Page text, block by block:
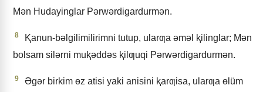
Mǝn Hudayinglar Pǝrwǝrdigardurmǝn.
8
Ⱪanun-bǝlgilimilirimni tutup, ularƣa ǝmǝl ⱪilinglar; Mǝn
bolsam silǝrni muⱪǝddǝs ⱪilƣuqi Pǝrwǝrdigardurmǝn.
9
Əgǝr birkim ɵz atisi yaki anisini ⱪarƣisa, ularƣa ɵlüm